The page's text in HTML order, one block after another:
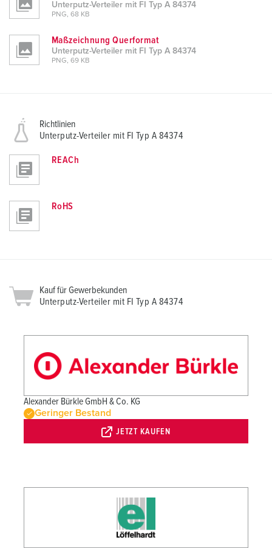
Unterputz-Verteiler mit FI Typ A 84374
PNG, 68 KB
Maßzeichnung Querformat
Unterputz-Verteiler mit FI Typ A 84374
PNG, 69 KB
Richtlinien
Unterputz-Verteiler mit FI Typ A 84374
REACh
RoHS
Kauf für Gewerbekunden
Unterputz-Verteiler mit FI Typ A 84374
Alexander Bürkle GmbH & Co. KG
Geringer Bestand
JETZT KAUFEN